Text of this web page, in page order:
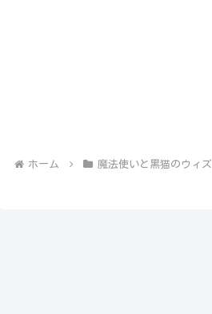
ホーム 魔法使いと黒猫のウィズ